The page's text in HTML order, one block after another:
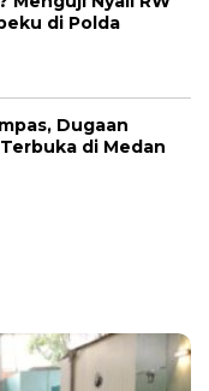
di Polda
Dugaan
di Medan